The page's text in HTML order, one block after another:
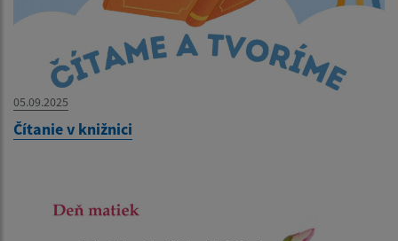
05.09.2025
Čítanie v knižnici